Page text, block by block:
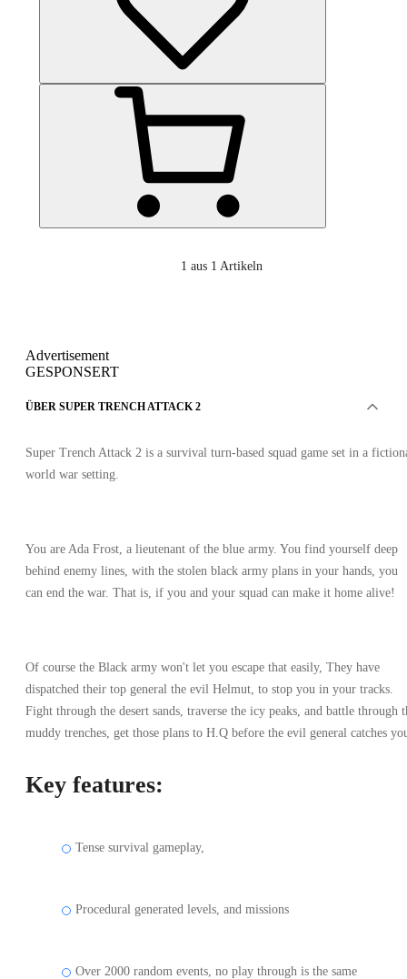
1 aus 1 Artikeln
Advertisement
GESPONSERT
ÜBER SUPER TRENCH ATTACK 2
Super Trench Attack 2 is a survival turn-based squad game set in a
world war setting.
You are Ada Frost, a lieutenant of the blue army. You find yourself deep
behind enemy lines, with the stolen black army plans in your hands, you
can end the war. That is, if you and your squad can make it home alive!
Of course the Black army won't let you escape that easily, They have
dispatched their top general the evil Helmut, to stop you in your tracks.
Fight through the desert sands, traverse the icy peaks, and battle through
muddy trenches, get those plans to H.Q before the evil general catches
Key features:
Tense survival gameplay,
Procedural generated levels, and missions
Over 2000 random events, no play through is the same